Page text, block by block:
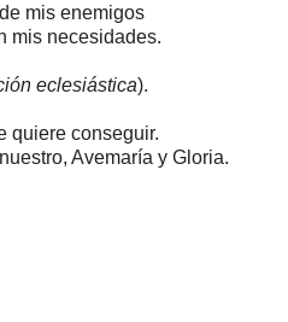
mis enemigos
mis necesidades.
eclesiástica).
quiere conseguir.
Avemaría y Gloria.